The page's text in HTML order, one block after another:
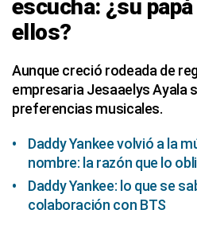
escucha: ¿su
ellos?
Aunque creció rodeada de
empresaria Jesaaelys Ayala
preferencias musicales.
Daddy Yankee volvió a la
nombre: la razón que lo
Daddy Yankee: lo que se
colaboración con BTS